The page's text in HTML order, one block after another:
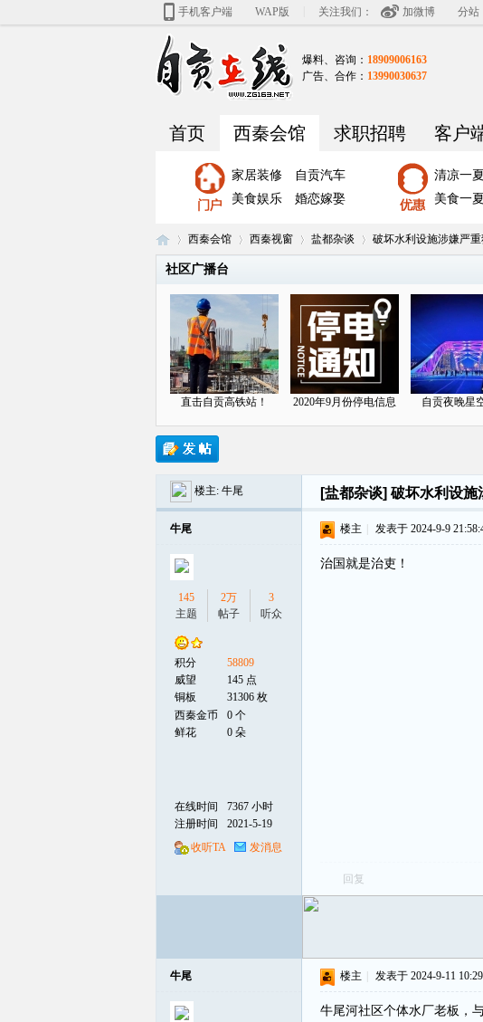
手机客户端 WAP版 关注我们： 加微博 分站
爆料、咨询： 18909006163
广告、合作： 13990030637
首页 西秦会馆 求职招聘 客户
家居装修
自贡汽车
美食娱乐
婚恋嫁娶
清凉一夏
美食一夏
西秦会馆 西秦视窗 盐都杂谈
›
破坏水利设施涉嫌严
社区广播台
直击自贡高铁站！ 2020年9月份停电信息 自贡夜晚星
楼主: 牛尾 [盐都杂谈] 破坏水利设施
牛尾
145
主题
2万
帖子
3
听众
积分
58809
威望
145 点
铜板
31306 枚
西秦金币
0 个
鲜花
0 朵
在线时间
7367 小时
注册时间
2021-5-19
收听TA
发消息
楼主 发表于 2024-9-9
治国就是治吏！
回复
牛尾 楼主 发表于 2024-9-11
牛尾河社区个体水厂老板，